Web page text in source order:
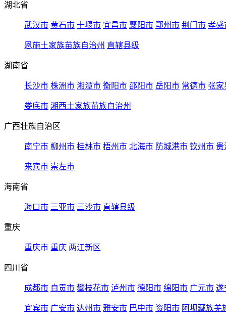
湖北省
武汉市 黄石市 十堰市 宜昌市 襄阳市 鄂州市 荆门市 孝感
恩施土家族苗族自治州 直辖县级
湖南省
长沙市 株洲市 湘潭市 衡阳市 邵阳市 岳阳市 常德市 张家
娄底市 湘西土家族苗族自治州
广西壮族自治区
南宁市 柳州市 桂林市 梧州市 北海市 防城港市 钦州市 贵
来宾市 崇左市
海南省
海口市 三亚市 三沙市 直辖县级
重庆
重庆市 重庆 两江新区
四川省
成都市 自贡市 攀枝花市 泸州市 德阳市 绵阳市 广元市 遂
宜宾市 广安市 达州市 雅安市 巴中市 资阳市 阿坝藏族羌